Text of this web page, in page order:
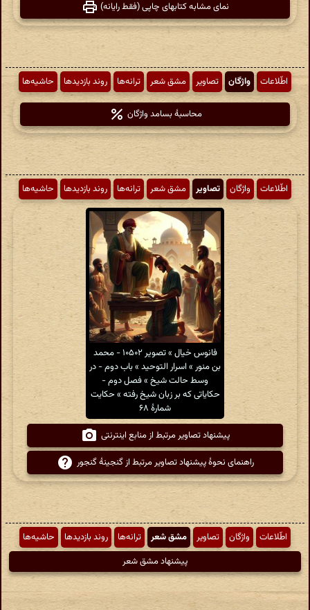
نمای مشابه کتابهای چاپی (فقط رایانه)
اطّلاعات واژگان تصاویر مشق شعر ترانه‌ها روند بازدیدها حاشیه‌ها
محاسبهٔ بسامد واژگان
اطّلاعات واژگان تصاویر مشق شعر ترانه‌ها روند بازدیدها حاشیه‌ها
فانوس خیال » تصویر ۱۰۵۰۲ - محمد
بن منور » اسرار التوحید » باب دوم - در
وسط حالت شیخ » فصل دوم -
حکایاتی که بر زبان شیخ رفته » حکایت
شمارهٔ ۶۸
پیشنهاد تصاویر مرتبط از منابع اینترنتی
راهنمای نحوهٔ پیشنهاد تصاویر مرتبط از گنجینهٔ گنجور
اطّلاعات واژگان تصاویر مشق شعر ترانه‌ها روند بازدیدها
حاشیه‌ها
پیشنهاد مشق شعر